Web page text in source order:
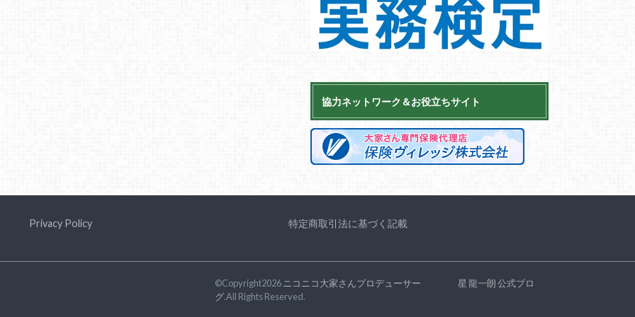
協力ネットワーク＆お役立ちサイト
Privacy Policy 特定商取引法に基づく記載
©Copyright2026 ニコニコ大家さんプロデューサー 星 龍一朗 公式ブロ
グ.All Rights Reserved.